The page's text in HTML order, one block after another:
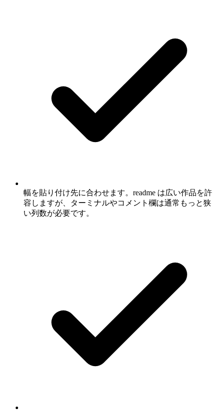
幅を貼り付け先に合わせます。readme は広い作品を許
容しますが、ターミナルやコメント欄は通常もっと狭
い列数が必要です。